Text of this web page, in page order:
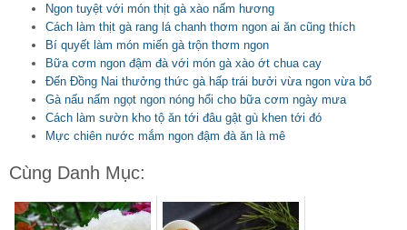
Ngon tuyệt với món thịt gà xào nấm hương
Cách làm thịt gà rang lá chanh thơm ngon ai ăn cũng thích
Bí quyết làm món miến gà trộn thơm ngon
Bữa cơm ngon đậm đà với món gà xào ớt chua cay
Đến Đồng Nai thưởng thức gà hấp trái bưởi vừa ngon vừa bổ
Gà nấu nấm ngọt ngon nóng hổi cho bữa cơm ngày mưa
Cách làm sườn kho tộ ăn tới đâu gật gù khen tới đó
Mực chiên nước mắm ngon đậm đà ăn là mê
Cùng Danh Mục: